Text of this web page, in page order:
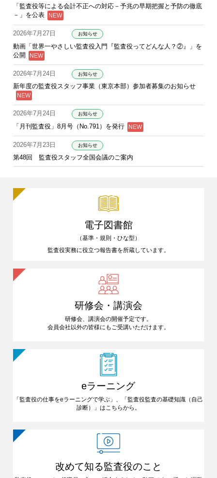
「監査役等による会計不正への対応－予兆の早期把握と予防の徹底
－」を公表
2026年7月27日 お知らせ
動画「世界一やさしい監査役入門『監査役ってどんな人？②』」を
公開
2026年7月24日 お知らせ
新年度の監査役スタッフ事業（東京本部）参加者募集のお知らせ
2026年7月24日 お知らせ
「月刊監査役」8月号（No.791）を発行
2026年7月23日 お知らせ
第48回 監査役スタッフ全国会議のご案内
電子図書館
（基準・規則・ひな型）
監査役実務に役立つ報告書を所蔵しています。
研修会・講演会
研修会、講演会の開催予定です。
会員会社以外の皆様にも ご受講いただけます。
eラーニング
「監査役の仕事をeラーニングで学ぶ」、「監査役監査の基礎知識 （自己
診断）」はこちらから。
改めて知る監査役のこと